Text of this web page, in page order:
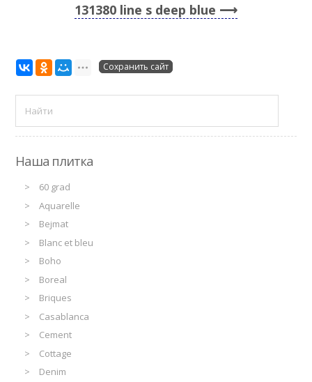
131380 line s deep blue
Сохранить сайт
Наша плитка
60 grad
Aquarelle
Bejmat
Blanc et bleu
Boho
Boreal
Briques
Casablanca
Cement
Cottage
Denim